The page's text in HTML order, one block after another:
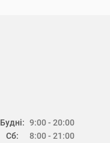
Будні:
Сб:
9:00 - 20:00
8:00 - 21:00